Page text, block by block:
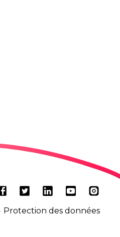
FacebookTwitterLinkedInYoutube
Protection des données